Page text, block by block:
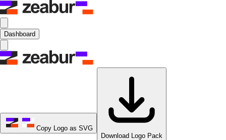
Dashboard
Copy Logo as SVG
Download Logo Pack